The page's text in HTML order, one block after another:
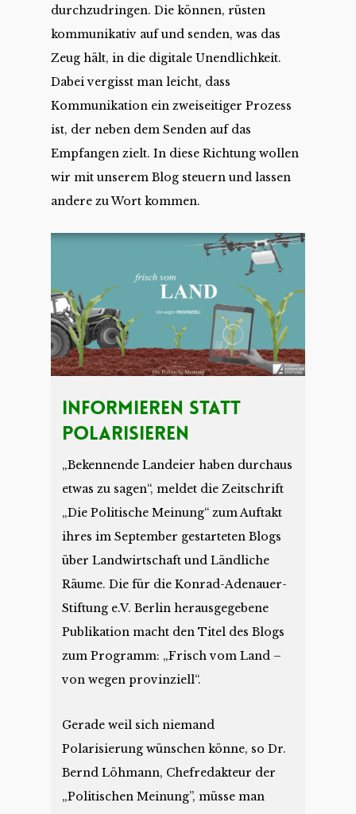
durchzudringen. Die können, rüsten
kommunikativ auf und senden, was das
Zeug hält, in die digitale Unendlichkeit.
Dabei vergisst man leicht, dass
Kommunikation ein zweiseitiger Prozess
ist, der neben dem Senden auf das
Empfangen zielt. In diese Richtung wollen
wir mit unserem Blog steuern und lassen
andere zu Wort kommen.
Informieren Statt
Polarisieren
„Bekennende Landeier haben durchaus
etwas zu sagen“, meldet die Zeitschrift
„Die Politische Meinung“ zum Auftakt
ihres im September gestarteten Blogs
über Landwirtschaft und Ländliche
Räume. Die für die Konrad-Adenauer-
Stiftung e.V. Berlin herausgegebene
Publikation macht den Titel des Blogs
zum Programm: „Frisch vom Land –
von wegen provinziell“.
Gerade weil sich niemand
Polarisierung wünschen könne, so Dr.
Bernd Löhmann, Chefredakteur der
„Politischen Meinung”, müsse man